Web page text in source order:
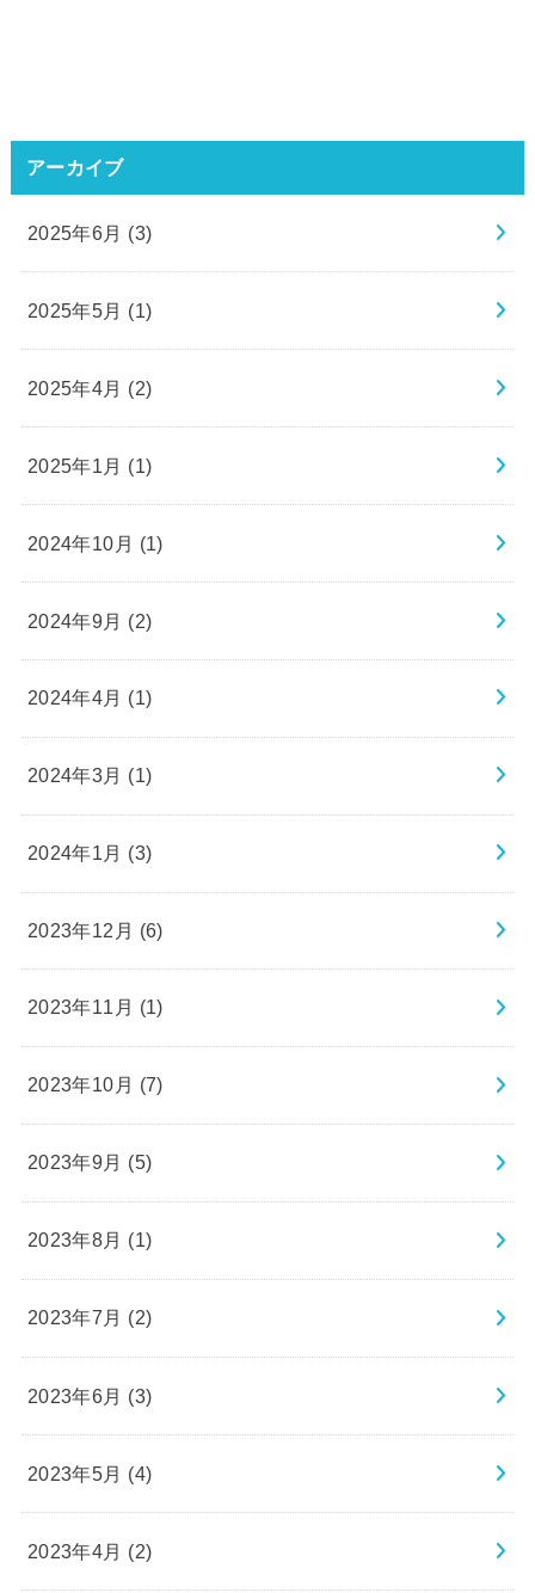
アーカイブ
2025年6月 (3)
2025年5月 (1)
2025年4月 (2)
2025年1月 (1)
2024年10月 (1)
2024年9月 (2)
2024年4月 (1)
2024年3月 (1)
2024年1月 (3)
2023年12月 (6)
2023年11月 (1)
2023年10月 (7)
2023年9月 (5)
2023年8月 (1)
2023年7月 (2)
2023年6月 (3)
2023年5月 (4)
2023年4月 (2)